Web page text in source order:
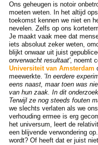
Ons geheugen is notoir
moeten weten. In het altijd
toekomst kennen we niet en
nevelen. Zelfs op ons
Je maakt vaak mee dat
iets absoluut zeker weten,
blijkt onwaar uit juist
onverwacht resultaat', noemt
Universiteit van Amsterdam
meewerkte. 'In eerdere
eens naast, maar toen was
van hun zaak. In dit
Terwijl ze nog steeds fouten
we slechts verlaten als we
verhouding ermee is erg
het universum, leert de
een blijvende verwondering
wordt? Of heeft dat er juist